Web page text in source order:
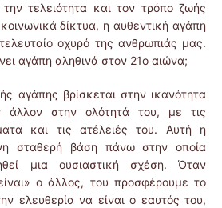
τελειότητα και τον τρόπο ζωής
δίκτυα, η αυθεντική αγάπη
οχυρό της ανθρωπιάς μας.
αγάπη αληθινά στον 21ο αιώνα;
αγάπης βρίσκεται στην ικανότητα
άλλον στην ολότητά του, με τις
και τις ατέλειές του. Αυτή η
σταθερή βάση πάνω στην οποία
μια ουσιαστική σχέση. Όταν
ο άλλος, του προσφέρουμε το
ελευθερία να είναι ο εαυτός του,